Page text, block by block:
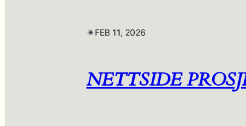
✴︎FEB 11, 2026
NETTSIDE